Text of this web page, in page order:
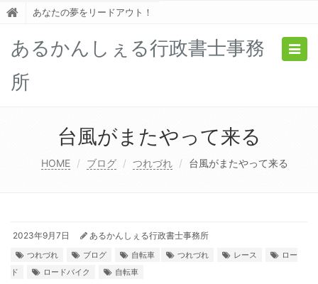
あなたの夢をリードアウト！
あるかんしぇる行政書士事務
所
台風がまたやって来る
HOME ブログ つれづれ 台風がまたやって来る
2023年9月7日 あるかんしぇる行政書士事務所
つれづれ ブログ 自転車 つれづれ レース
ロー
ド
ロードバイク 自転車